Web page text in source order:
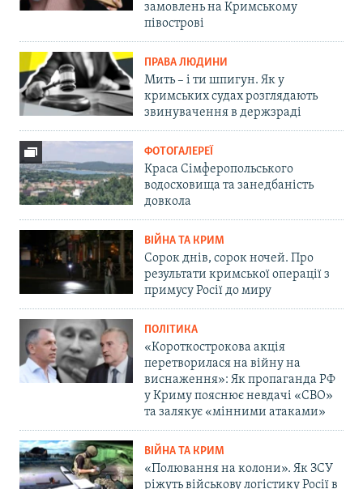
замовлень на Кримському
півострові
ПРАВА ЛЮДИНИ
Мить – і ти шпигун. Як у
кримських судах розглядають
звинувачення в держзраді
ФОТОГАЛЕРЕЇ
Краса Сімферопольського
водосховища та занедбаність
довкола
ВІЙНА ТА КРИМ
Сорок днів, сорок ночей. Про
результати кримської операції з
примусу Росії до миру
ПОЛІТИКА
«Короткострокова акція
перетворилася на війну на
виснаження»: Як пропаганда РФ
у Криму пояснює невдачі «СВО»
та залякує «мінними атаками»
ВІЙНА ТА КРИМ
«Полювання на колони». Як ЗСУ
ріжуть військову логістику Росії в